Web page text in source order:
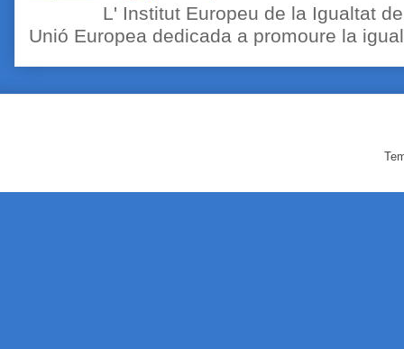
L' Institut Europeu de la Igualtat
Unió Europea dedicada a promoure la